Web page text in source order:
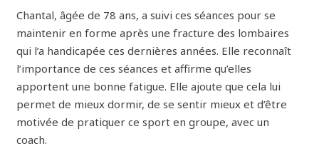
Chantal, âgée de 78 ans, a suivi ces séances pour se
maintenir en forme après une fracture des lombaires
qui l’a handicapée ces dernières années. Elle reconnaît
l’importance de ces séances et affirme qu’elles
apportent une bonne fatigue. Elle ajoute que cela lui
permet de mieux dormir, de se sentir mieux et d’être
motivée de pratiquer ce sport en groupe, avec un
coach.